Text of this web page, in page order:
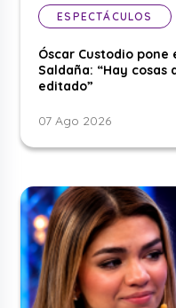
ESPECTÁCULOS
Óscar Custodio pone
Saldaña: “Hay cosas
editado”
07 Ago 2026